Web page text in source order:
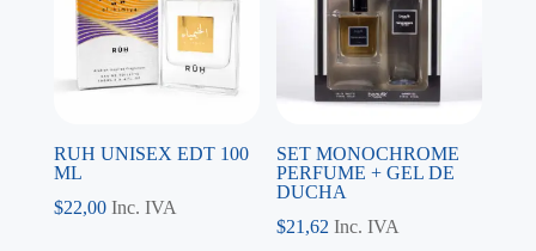
RUH UNISEX EDT 100
ML
$22,00 Inc. IVA
SET MONOCHROME
PERFUME + GEL DE
DUCHA
$21,62 Inc. IVA